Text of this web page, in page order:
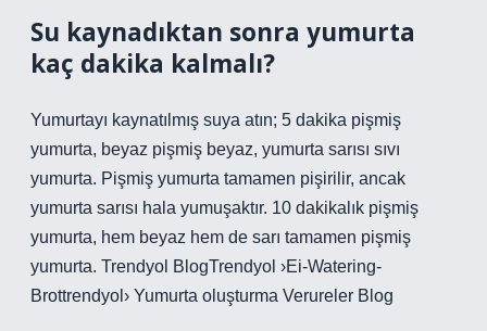
Su kaynadıktan sonra yumurta
kaç dakika kalmalı?
Yumurtayı kaynatılmış suya atın; 5 dakika pişmiş
yumurta, beyaz pişmiş beyaz, yumurta sarısı sıvı
yumurta. Pişmiş yumurta tamamen pişirilir, ancak
yumurta sarısı hala yumuşaktır. 10 dakikalık pişmiş
yumurta, hem beyaz hem de sarı tamamen pişmiş
yumurta. Trendyol BlogTrendyol ›Ei-Watering-
Brottrendyol› Yumurta oluşturma Verureler Blog